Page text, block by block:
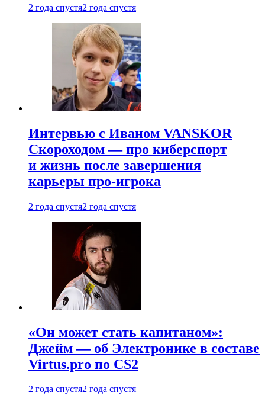
2 года спустя2 года спустя
Интервью с Иваном VANSKOR
Скороходом — про киберспорт
и жизнь после завершения
карьеры про-игрока
2 года спустя2 года спустя
«Он может стать капитаном»:
Джейм — об Электронике в составе
Virtus.pro по CS2
2 года спустя2 года спустя